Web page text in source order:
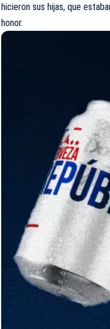
hicieron sus hijas, que
honor.